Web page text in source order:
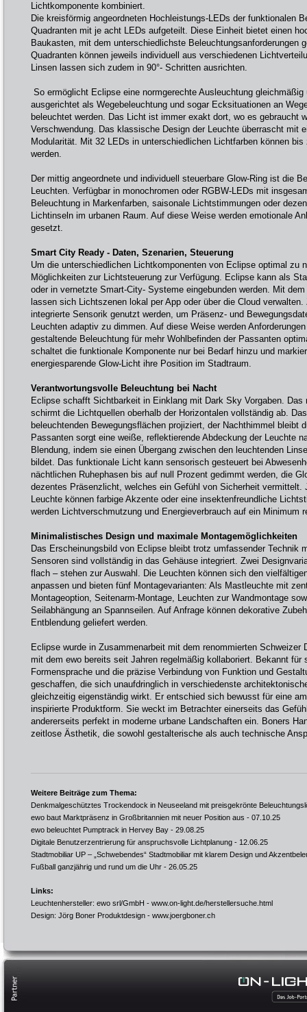
Lichtkomponente kombiniert.
Die kreisförmig angeordneten Hochleistungs-LEDs der funktionalen
Quadranten mit je acht LEDs aufgeteilt. Diese Einheit bietet einen
Baukasten, mit dem unterschiedlichste Beleuchtungsanforderungen
Quadranten können jeweils individuell aus verschiedenen
Linsen lassen sich zudem in 90°- Schritten ausrichten.
So ermöglicht Eclipse eine normgerechte Ausleuchtung
ausgerichtet als Wegebeleuchtung und sogar Ecksituationen an
beleuchtet werden. Das Licht ist immer exakt dort, wo es gebraucht
Verschwendung. Das klassische Design der Leuchte überrascht mit
Modularität. Mit 32 LEDs in unterschiedlichen Lichtfarben können
werden.
Der mittig angeordnete und individuell steuerbare Glow-Ring ist die
Leuchten. Verfügbar in monochromen oder RGBW-LEDs mit
Beleuchtung in Markenfarben, saisonale Lichtstimmungen oder
Lichtinseln im urbanen Raum. Auf diese Weise werden emotionale
gesetzt.
Smart City Ready - Daten, Szenarien, Steuerung
Um die unterschiedlichen Lichtkomponenten von Eclipse optimal zu
Möglichkeiten zur Lichtsteuerung zur Verfügung. Eclipse kann als
oder in vernetzte Smart-City- Systeme eingebunden werden. Mit
lassen sich Lichtszenen lokal per App oder über die Cloud
integrierte Sensorik genutzt werden, um Präsenz- und
Leuchten adaptiv zu dimmen. Auf diese Weise werden
gestaltende Beleuchtung für mehr Wohlbefinden der Passanten
schaltet die funktionale Komponente nur bei Bedarf hinzu und
energiesparende Glow-Licht ihre Position im Stadtraum.
Verantwortungsvolle Beleuchtung bei Nacht
Eclipse schafft Sichtbarkeit in Einklang mit Dark Sky Vorgaben. Das
schirmt die Lichtquellen oberhalb der Horizontalen vollständig ab.
beleuchtenden Bewegungsflächen projiziert, der Nachthimmel bleibt
Passanten sorgt eine weiße, reflektierende Abdeckung der Leuchte
Blendung, indem sie einen Übergang zwischen den leuchtenden
bildet. Das funktionale Licht kann sensorisch gesteuert bei
nächtlichen Ruhephasen bis auf null Prozent gedimmt werden, die
dezentes Präsenzlicht, welches ein Gefühl von Sicherheit vermittelt.
Leuchte können farbige Akzente oder eine insektenfreundliche
werden Lichtverschmutzung und Energieverbrauch auf ein Minimum
Minimalistisches Design und maximale Montagemöglichkeiten
Das Erscheinungsbild von Eclipse bleibt trotz umfassender Technik
Sensoren sind vollständig in das Gehäuse integriert. Zwei
flach – stehen zur Auswahl. Die Leuchten können sich den
anpassen und bieten fünf Montagevarianten: Als Mastleuchte mit
Montageoption, Seitenarm-Montage, Leuchten zur Wandmontage
Seilabhängung an Spannseilen. Auf Anfrage können dekorative
Entblendung geliefert werden.
Eclipse wurde in Zusammenarbeit mit dem renommierten Schweizer
mit dem ewo bereits seit Jahren regelmäßig kollaboriert. Bekannt für
Formensprache und die präzise Verbindung von Funktion und
geschaffen, die sich unaufdringlich in verschiedenste
gleichzeitig eigenständig wirkt. Er entschied sich bewusst für eine
inspirierte Produktform. Sie weckt im Betrachter einerseits das
andererseits perfekt in moderne urbane Landschaften ein. Boners
zeitlose Ästhetik, die sowohl gestalterische als auch technische
Weitere Beiträge zum Thema:
Denkmalgeschütztes Trockendock in Neuseeland mit preisgekrönte
ewo baut Marktpräsenz in Großbritannien mit neuer Position aus - 07.10.25
ewo beleuchtet Pumptrack in Hervey Bay - 29.08.25
Digitale Benutzerzentrierung für anspruchsvolle Lichtplanung - 12.06.25
Stadtmobiliar UP – „Schwebendes“ Stadtmobiliar mit klarem Design und
Fußball ganzjährig und rund um die Uhr - 26.05.25
Links:
Leuchtenhersteller: ewo srl/GmbH - www.on-light.de/herstellersuche.html
Design: Jörg Boner Produktdesign - www.joergboner.ch